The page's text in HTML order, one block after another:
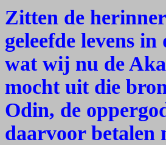
Zitten de
geleefde levens
wat wij nu de
mocht uit die
Odin, de
daarvoor betalen